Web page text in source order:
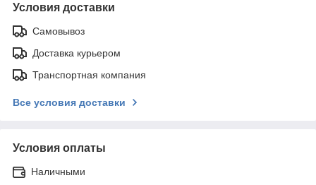
Условия доставки
Самовывоз
Доставка курьером
Транспортная компания
Все условия доставки
Условия оплаты
Наличными